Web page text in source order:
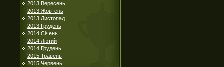
2013 Вересень
2013 Жовтень
2013 Листопад
2013 Грудень
2014 Січень
2014 Лютий
2014 Грудень
2015 Травень
2015 Червень